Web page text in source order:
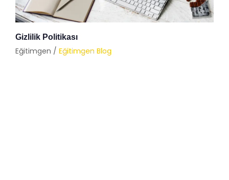
Gizlilik Politikası
Eğitimgen / Eğitimgen Blog